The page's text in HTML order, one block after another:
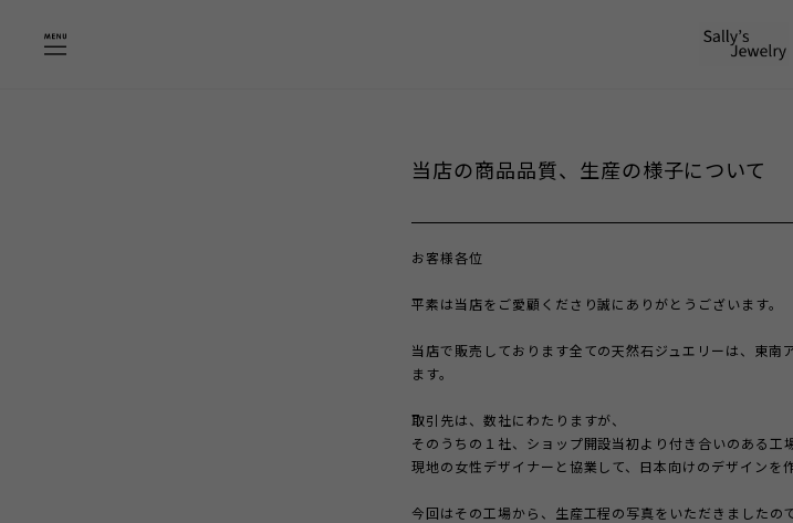
当店の商品品質、生産の様子について
お客様各位
平素は当店をご愛顧くださり誠にありがとうございます。
当店で販売しております全ての天然石ジュエリーは、東南
ます。
取引先は、数社にわたりますが、
そのうちの１社、ショップ開設当初より付き合いのある工
現地の女性デザイナーと協業して、日本向けのデザインを
今回はその工場から、生産工程の写真をいただきましたの